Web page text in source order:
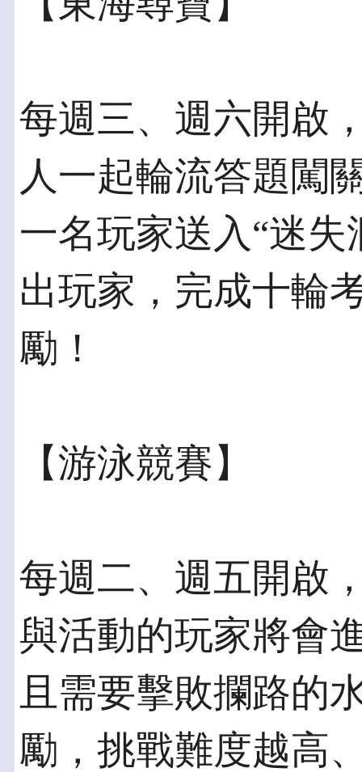
每週三、週六開啟
人一起輪流答題闖
一名玩家送入“迷
出玩家，完成十輪
勵！
【游泳競賽】
每週二、週五開啟
與活動的玩家將會
且需要擊敗攔路的
勵，挑戰難度越高